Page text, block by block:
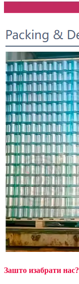
Зашто изабрати нас?